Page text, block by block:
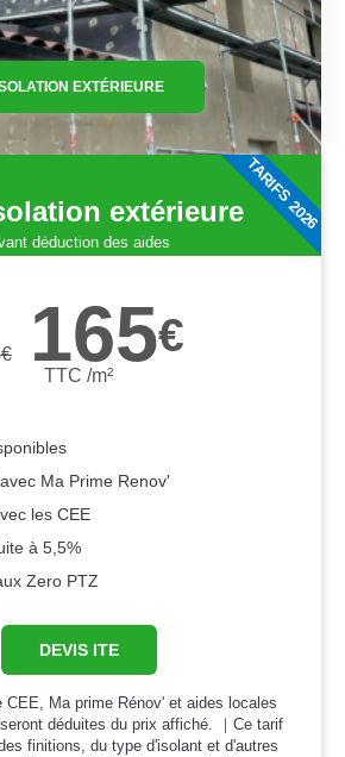
EXTÉRIEURE
extérieure
déduction des aides
€ 165€
TTC /m²
Ma Prime Renov'
les CEE
à 5,5%
Zero PTZ
DEVIS ITE
CEE, Ma prime Rénov' et aides locales
déduites du prix affiché. ｜Ce tarif
finitions, du type d'isolant et d'autres
TARIFS 2026